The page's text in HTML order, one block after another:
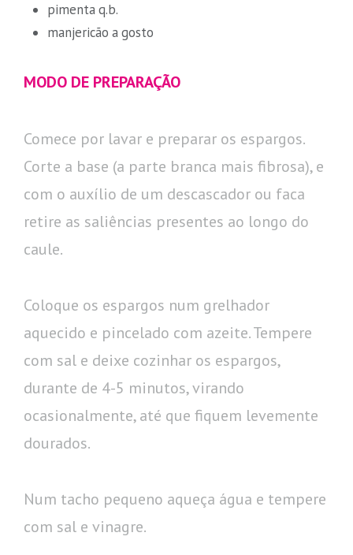
pimenta q.b.
manjericão a gosto
MODO DE PREPARAÇÃO
Comece por lavar e preparar os espargos.
Corte a base (a parte branca mais fibrosa), e
com o auxílio de um descascador ou faca
retire as saliências presentes ao longo do
caule.
Coloque os espargos num grelhador
aquecido e pincelado com azeite. Tempere
com sal e deixe cozinhar os espargos,
durante de 4-5 minutos, virando
ocasionalmente, até que fiquem levemente
dourados.
Num tacho pequeno aqueça água e tempere
com sal e vinagre.